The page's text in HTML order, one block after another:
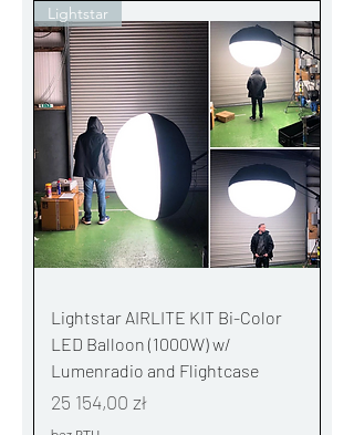
Lightstar
Lightstar AIRLITE KIT Bi-Color
LED Balloon (1000W) w/
Lumenradio and Flightcase
Cena
25 154,00 zł